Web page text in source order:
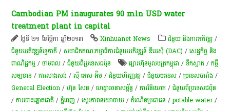
Cambodian PM inaugurates 90 mln USD water
treatment plant in capital
ថ្ងៃទី ២១ ខែវិច្ឆិកា ឆ្នាំ២០១៣ Xinhuanet News ជំនួយ និងការអភិវឌ្ឍ /
ជំនួយអភិវឌ្ឍន៍ទ្វេភាគី /សមាជិកគណៈកម្មាធិការជំនួយអភិវឌ្ឍន៍ ឌីអេស៊ី (DAC) /សេដ្ឋកិច្ច និង
ពាណិជ្ជកម្ម /ថាមពល /ជំនួយពីប្រទេសជប៉ុន ផ្សារហ៊ុនមូលបត្រកម្ពុជា /ទឹក​ស្អាត​ /កម្ចី​
សម្បទាន​ /ការសាងសង់ /ស៊ី អេស​ អ៊ិច /ជំនួយហិរញ្ញវត្ថុ /​ជំ​នួយបរទេស /ប្រទេសបារាំង /
General Election /ហ៊ុន សែន /ហេដ្ឋារចនាសម្ព័ន្ធ /ការវិនិយោគ /ជំនួយពីប្រទេសជប៉ុន
/ការបោះឆ្នោតជាតិ /ភ្នំពេញ /ស្ថេរភាពនយោបាយ /កំណើនប្រជាជន /potable water/